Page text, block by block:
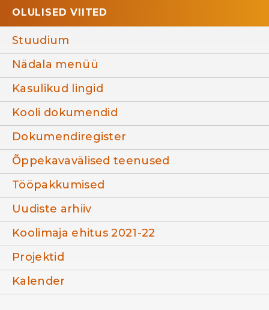
OLULISED VIITED
Stuudium
Nädala menüü
Kasulikud lingid
Kooli dokumendid
Dokumendiregister
Õppekavavälised teenused
Tööpakkumised
Uudiste arhiiv
Koolimaja ehitus 2021-22
Projektid
Kalender